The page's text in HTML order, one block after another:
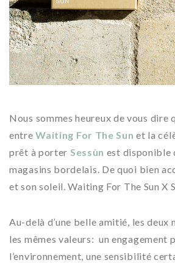
Nous sommes heureux de vous dire
entreWaiting For The Sun et la
prêt à porter Sessùn est disponible
magasins bordelais. De quoi bien
et son soleil. Waiting For The Sun X
Au-delà d’une belle amitié, les deux
les mêmes valeurs: un engagement
l’environnement, une sensibilité